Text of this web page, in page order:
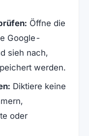
Öffne die
Google-
sieh nach,
werden.
Diktiere keine
oder